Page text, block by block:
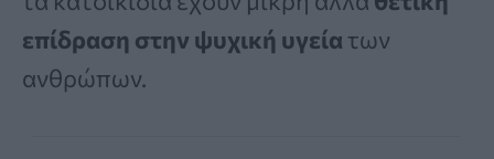
επίδραση στην ψυχική υγεία των
ανθρώπων.